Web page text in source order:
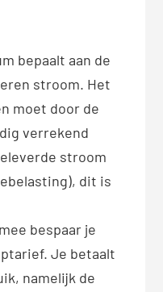
bepaalt aan de
stroom. Het
moet door de
verrekend
stroom
dit is
bespaar je
Je betaalt
namelijk de